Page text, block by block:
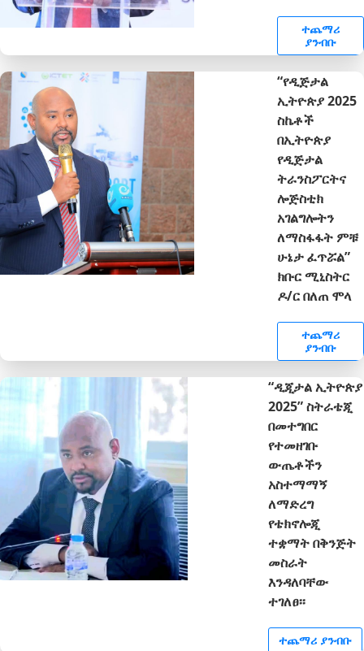
ተጨማሪ
ያንብቡ
“የዲጅታል
ኢትዮጵያ 2025
ስኬቶች
በኢትዮጵያ
የዲጅታል
ትራንስፖርትና
ሎጅስቲክ
አገልግሎትን
ለማስፋፋት ምቹ
ሁኔታ ፈጥሯል”
ክቡር ሚኒስትር
ዶ/ር በለጠ ሞላ
ተጨማሪ
ያንብቡ
“ዲጂታል ኢትዮጵያ
2025” ስትራቴጂ
በመተግበር
የተመዘገቡ
ውጤቶችን
አስተማማኝ
ለማድረግ
የቴክኖሎጂ
ተቋማት በቅንጅት
መስራት
እንዳለባቸው
ተገለፀ፡፡
ተጨማሪ ያንብቡ